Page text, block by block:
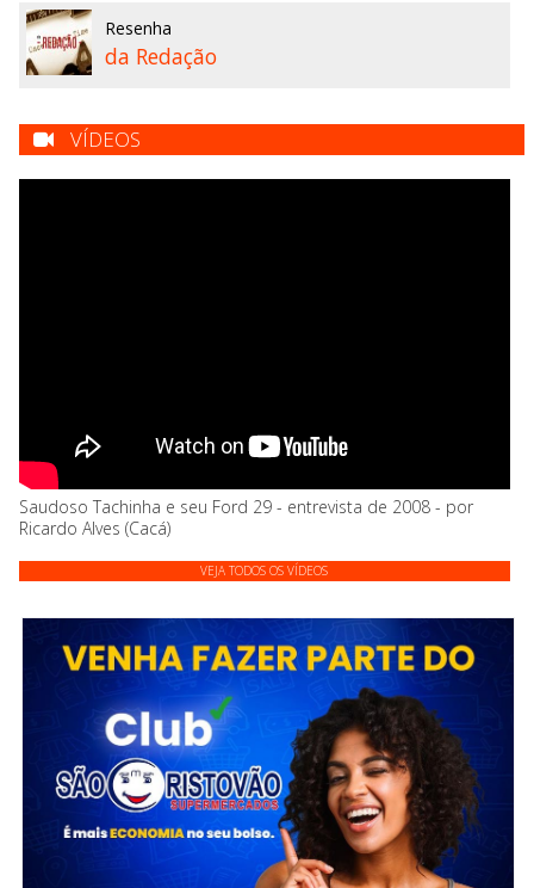
Resenha
da Redação
VÍDEOS
Saudoso Tachinha e seu Ford 29 - entrevista de 2008 - por
Ricardo Alves (Cacá)
VEJA TODOS OS VÍDEOS